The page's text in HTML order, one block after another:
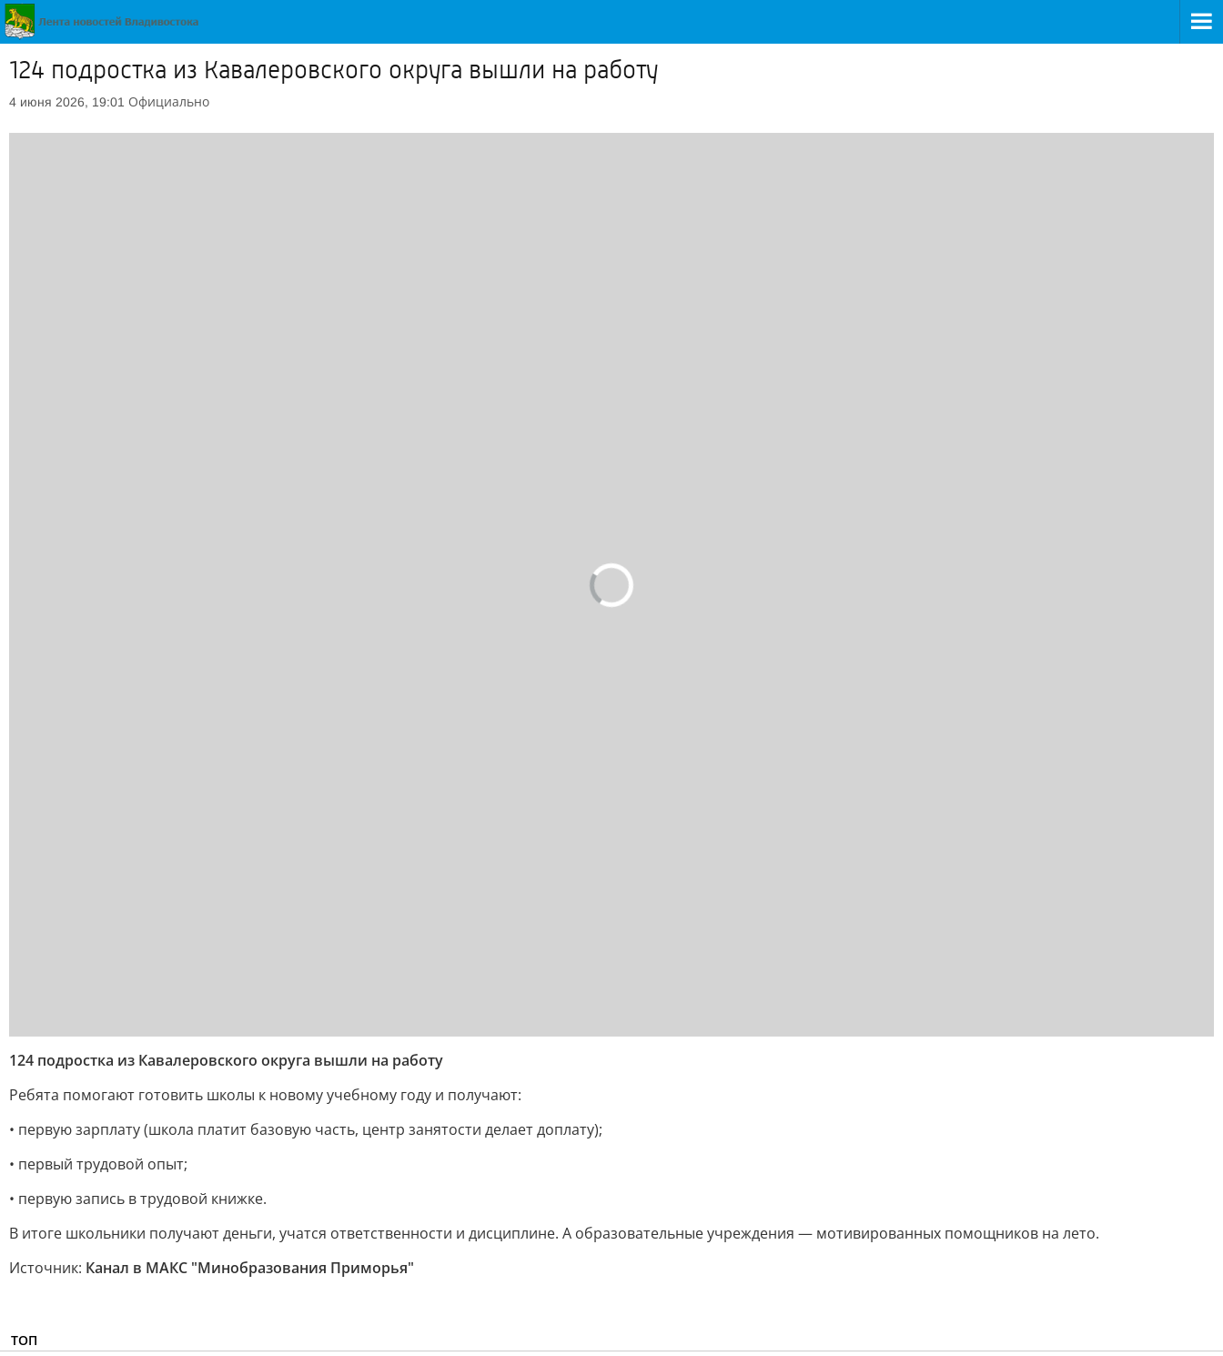
124 подростка из Кавалеровского округа вышли на работу
4 июня 2026, 19:01 Официально
124 подростка из Кавалеровского округа вышли на работу
Ребята помогают готовить школы к новому учебному году и получают:
• первую зарплату (школа платит базовую часть, центр занятости делает доплату);
• первый трудовой опыт;
• первую запись в трудовой книжке.
В итоге школьники получают деньги, учатся ответственности и дисциплине. А образовательные учреждения — мотивированных помощников на лето.
Источник: Канал в МАКС "Минобразования Приморья"
ТОП